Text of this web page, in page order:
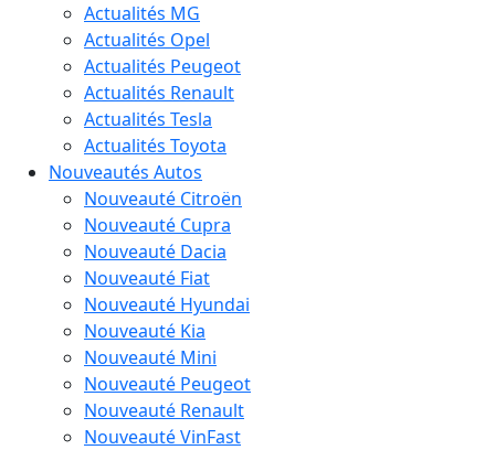
Actualités MG
Actualités Opel
Actualités Peugeot
Actualités Renault
Actualités Tesla
Actualités Toyota
Nouveautés Autos
Nouveauté Citroën
Nouveauté Cupra
Nouveauté Dacia
Nouveauté Fiat
Nouveauté Hyundai
Nouveauté Kia
Nouveauté Mini
Nouveauté Peugeot
Nouveauté Renault
Nouveauté VinFast